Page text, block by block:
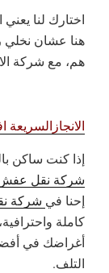
اختارك لنا يعني
هنا عشان نخلي
هم، مع شركة
إذا كنت ساكن
شركة نقل عفش
إحنا في شركة
كاملة
أغراضك في
التلف.